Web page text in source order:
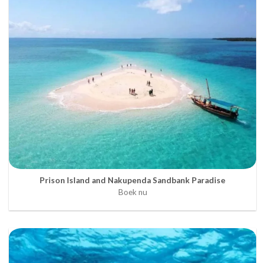
Prison Island and Nakupenda Sandbank Paradise
Boek nu